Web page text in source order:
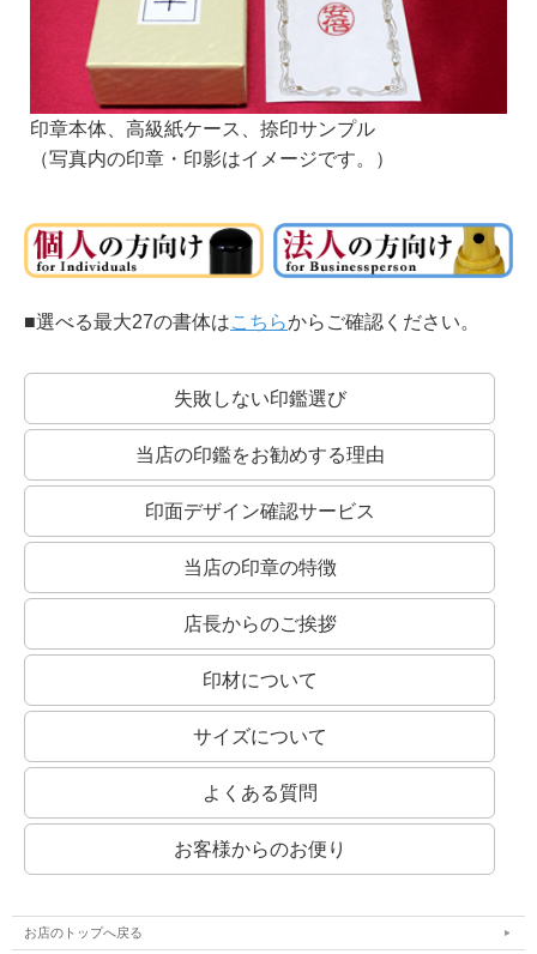
印相体：
銀行印によく使われる書体です。
開運印鑑などもこの系統の書体を使います。
銀行印・役職印には縦書きもオススメ！
職印（資格印・先生印）は縦書きで！
弁護士印などの職印（資格印・先生印）は、中央に資格名を入れて縦書きでおつく
りいたします。
職印のレイアウトサンプルです。
資格名とお名前を別の書体にすることができます。備考欄でご相談ください。
印章本体、高級紙ケース、捺印サンプル
（写真内の印章・印影はイメージです。）
■選べる最大27の書体はこちらからご確認ください。
失敗しない印鑑選び
当店の印鑑をお勧めする理由
印面デザイン確認サービス
当店の印章の特徴
店長からのご挨拶
印材について
サイズについて
よくある質問
お客様からのお便り
お店のトップへ戻る